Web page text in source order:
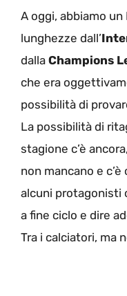
A oggi, abbiamo
lunghezze dall’
dalla Champions
che era
possibilità di
La possibilità di
stagione c’è
non mancano e
alcuni protagonisti
a fine ciclo e dire
Tra i calciatori, ma